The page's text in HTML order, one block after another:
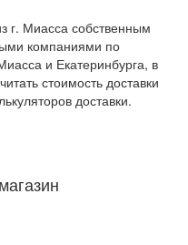
г. Миасса собственным
компаниями по
и Екатеринбурга, в
стоимость доставки
доставки.